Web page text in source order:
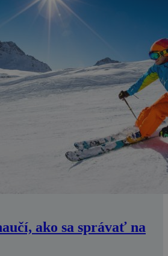
ako sa správať na